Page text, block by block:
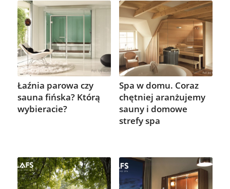
Łaźnia parowa czy
sauna fińska? Którą
wybieracie?
Spa w domu. Coraz
chętniej aranżujemy
sauny i domowe
strefy spa